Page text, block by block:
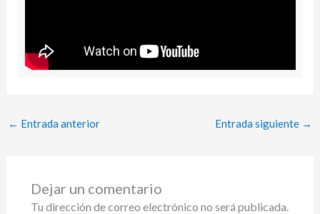
← Entrada anterior Entrada siguiente →
Dejar un comentario
Tu dirección de correo electrónico no será publicada.